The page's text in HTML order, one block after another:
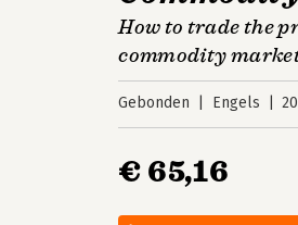
How to trade the
commodity
Gebonden Engels
€ 65,16